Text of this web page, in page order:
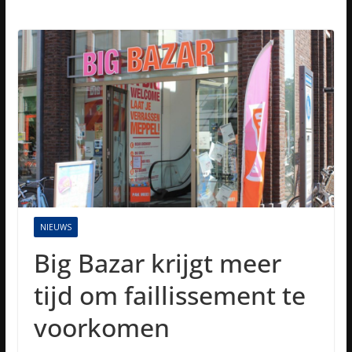
NIEUWS
Big Bazar krijgt meer
tijd om faillissement te
voorkomen